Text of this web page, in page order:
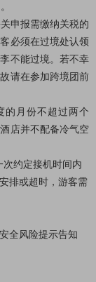
申报需缴纳关税的
必须在过境处认领
不能过境。若不幸
请在参加跨境团前
的月份不超过两个
店并不配备冷气空
约定接机时间内
排或超时，游客需
全风险提示告知